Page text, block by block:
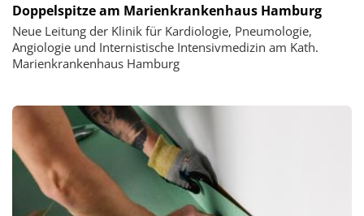
Doppelspitze am Marienkrankenhaus Hamburg
Neue Leitung der Klinik für Kardiologie, Pneumologie,
Angiologie und Internistische Intensivmedizin am Kath.
Marienkrankenhaus Hamburg